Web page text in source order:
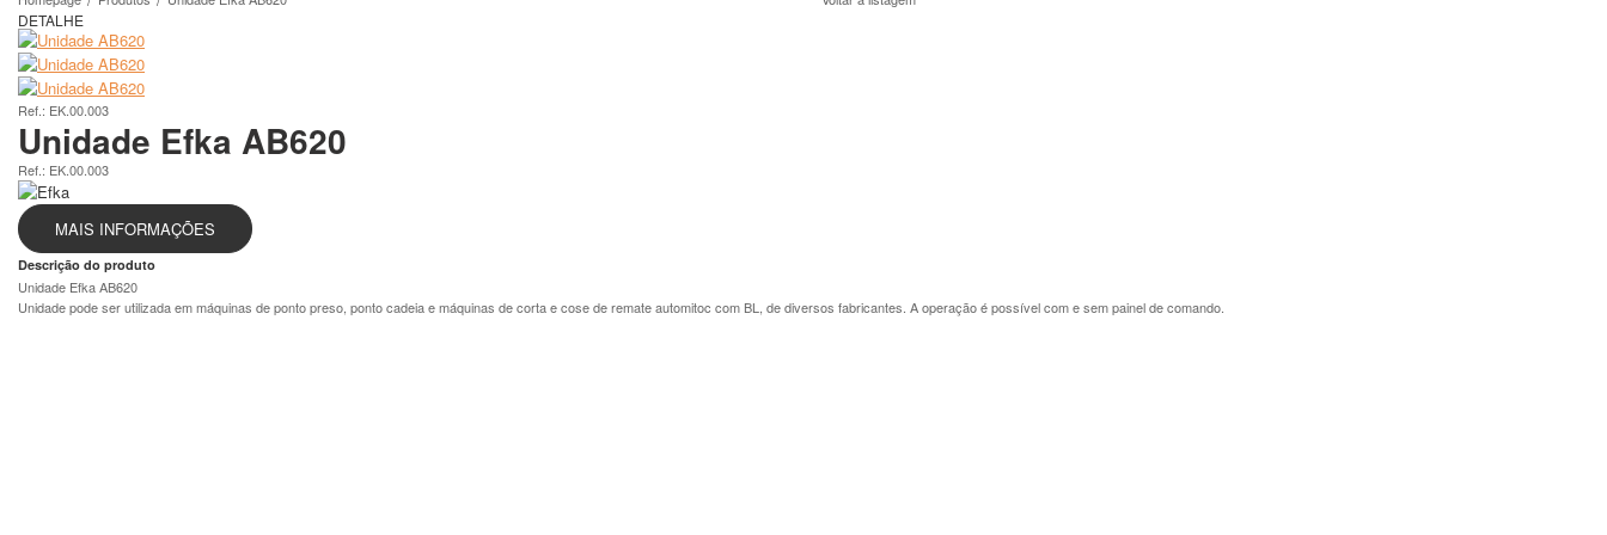
DETALHE
Ref.: EK.00.003
Unidade Efka AB620
Ref.: EK.00.003
MAIS INFORMAÇÕES
Descrição do produto
Unidade Efka AB620
Unidade pode ser utilizada em máquinas de ponto preso, ponto cadeia e máquinas de corta e cose de remate automitoc com BL, de diversos fabricantes. A operação é possível com e sem painel de comando.